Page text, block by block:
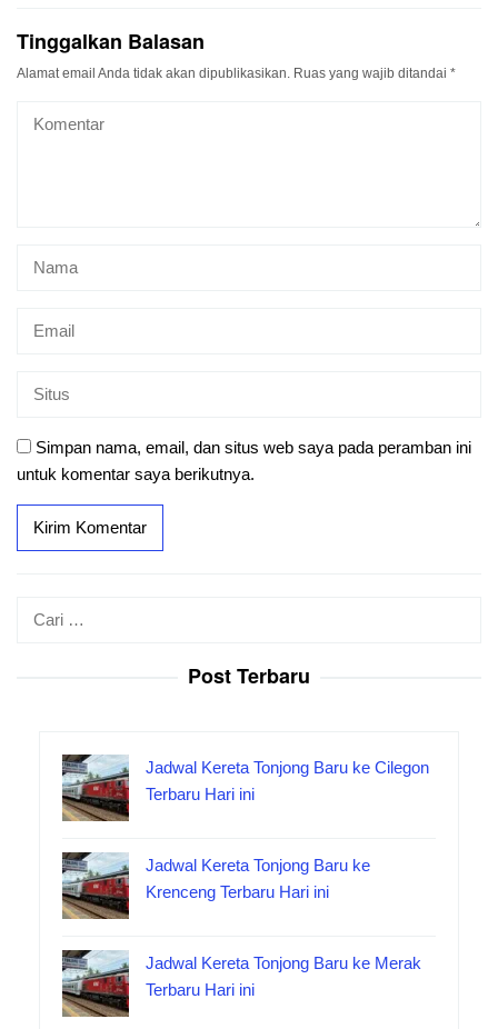
Tinggalkan Balasan
Alamat email Anda tidak akan dipublikasikan. Ruas yang wajib ditandai *
Simpan nama, email, dan situs web saya pada peramban ini
untuk komentar saya berikutnya.
Post Terbaru
Jadwal Kereta Tonjong Baru ke Cilegon
Terbaru Hari ini
Jadwal Kereta Tonjong Baru ke
Krenceng Terbaru Hari ini
Jadwal Kereta Tonjong Baru ke Merak
Terbaru Hari ini